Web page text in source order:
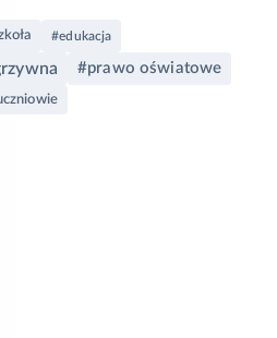
#edukacja
#prawo oświatowe